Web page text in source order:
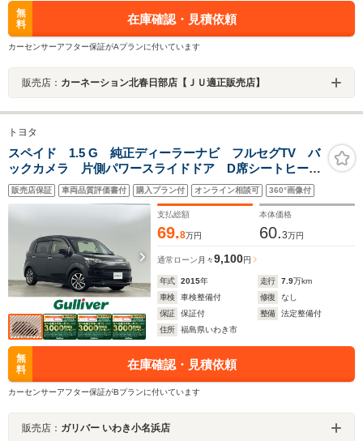
無
料
在庫確認・見積依頼
カーセンサーアフター保証がAプランに付いています
販売店： カーネーション北春日部店【ＪＵ適正販売店】
トヨタ
スペイド 1.5 G 純正ディーラーナビ フルセグTV バ
ックカメラ 片側パワースライドドア D席シートヒータ
ー 横滑り防止機能 AAC 純正フロアマット 純正ド
アバイザー モデリスタ15インチホイール スマートキ
ー
販売店保証 車両品質評価書付 購入プラン付 オンライン相談可 360°画像付
支払総額
69.8万円
本体価格
60.3万円
通常ローン 月々9,100円
年式 2015年 走行 7.9万km
車検
車検整備付 修復
なし
保証
保証付 整備
法定整備付
住所
福島県いわき市
無
料
在庫確認・見積依頼
カーセンサーアフター保証がBプランに付いています
販売店： ガリバー いわき小名浜店